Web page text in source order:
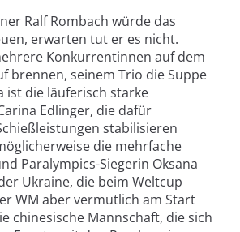
Ralf Rombach würde das
erwarten tut er es nicht.
Konkurrentinnen auf dem
brennen, seinem Trio die Suppe
ist die läuferisch starke
Edlinger, die dafür
stabilisieren
die mehrfache
Paralympics-Siegerin Oksana
Ukraine, die beim Weltcup
WM aber vermutlich am Start
chinesische Mannschaft, die sich